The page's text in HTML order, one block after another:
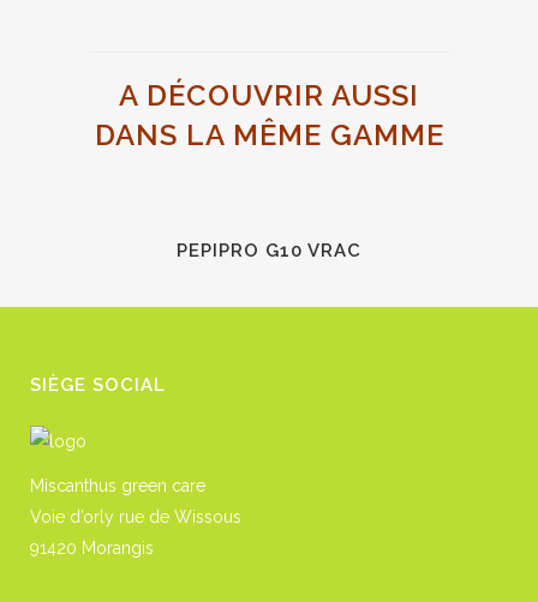
A DÉCOUVRIR AUSSI
DANS LA MÊME GAMME
PEPIPRO G10 VRAC
SIÈGE SOCIAL
Miscanthus green care
Voie d’orly rue de Wissous
91420 Morangis